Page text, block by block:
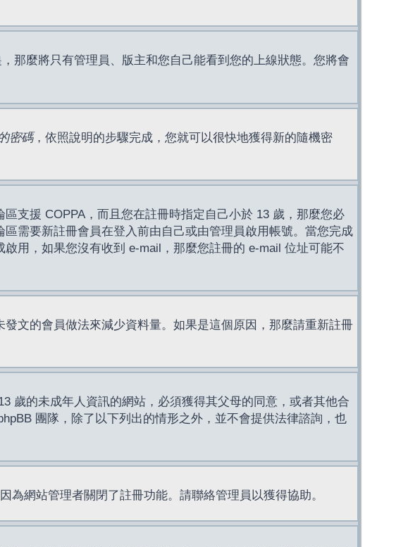
，那麼將只有管理員、版主和您自己能看到您的上線狀態。您將會
密碼，依照說明的步驟完成，您就可以很快地獲得新的隨機密
支援 COPPA，而且您在註冊時指定自己小於 13 歲，那麼您必
需要新註冊會員在登入前由自己或由管理員啟用帳號。當您完成
用，如果您沒有收到 e-mail，那麼您註冊的 e-mail 位址可能不
文的會員做法來減少資料量。如果是這個原因，那麼請重新註冊
歲的未成年人資訊的網站，必須獲得其父母的同意，或者其他合
團隊，除了以下列出的情形之外，並不會提供法律諮詢，也
網站管理者關閉了註冊功能。請聯絡管理員以獲得協助。